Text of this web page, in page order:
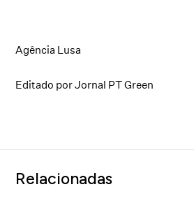
Agência Lusa
Editado por Jornal PT Green
Relacionadas